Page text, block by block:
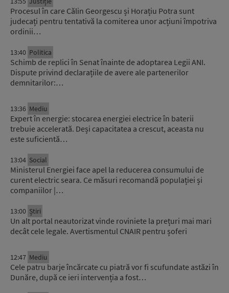
Procesul în care Călin Georgescu și Horațiu Potra sunt
judecați pentru tentativă la comiterea unor acțiuni împotriva
ordinii…
13:40 Politica
Schimb de replici în Senat înainte de adoptarea Legii ANI.
Dispute privind declarațiile de avere ale partenerilor
demnitarilor:…
13:36 Mediu
Expert în energie: stocarea energiei electrice în baterii
trebuie accelerată. Deși capacitatea a crescut, aceasta nu
este suficientă…
13:04 Social
Ministerul Energiei face apel la reducerea consumului de
curent electric seara. Ce măsuri recomandă populației și
companiilor |…
13:00 Știri
Un alt portal neautorizat vinde roviniete la prețuri mai mari
decât cele legale. Avertismentul CNAIR pentru șoferi
12:47 Mediu
Cele patru barje încărcate cu piatră vor fi scufundate astăzi în
Dunăre, după ce ieri intervenția a fost…